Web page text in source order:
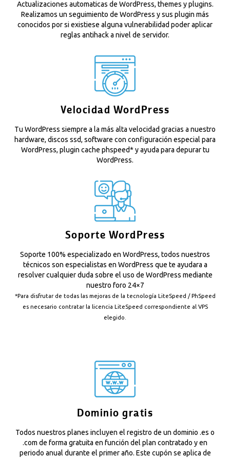
Actualizaciones automaticas de WordPress, themes y plugins.
Realizamos un seguimiento de WordPress y sus plugin más
conocidos por si existiese alguna vulnerabilidad poder aplicar
reglas antihack a nivel de servidor.
Velocidad WordPress
Tu WordPress siempre a la más alta velocidad gracias a nuestro
hardware, discos ssd, software con configuración especial para
WordPress, plugin cache phspeed* y ayuda para depurar tu
WordPress.
Soporte WordPress
Soporte 100% especializado en WordPress, todos nuestros
técnicos son especialistas en WordPress que te ayudara a
resolver cualquier duda sobre el uso de WordPress mediante
nuestro foro 24×7
*Para disfrutar de todas las mejoras de la tecnología LiteSpeed / PhSpeed
es necesario contratar la licencia LiteSpeed correspondiente al VPS
elegido.
Dominio gratis
Todos nuestros planes incluyen el registro de un dominio .es o
.com de forma gratuita en función del plan contratado y en
periodo anual durante el primer año. Este cupón se aplica de